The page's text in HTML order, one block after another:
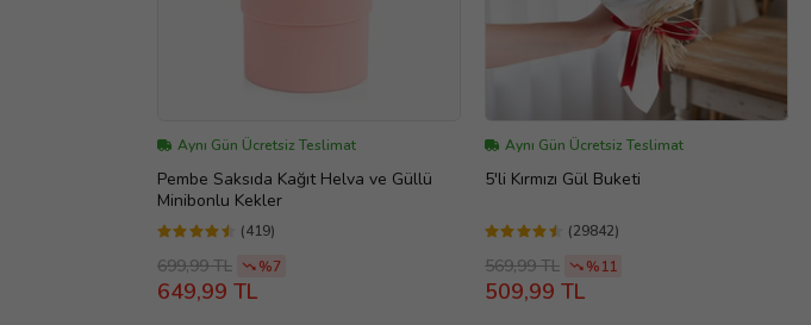
Aynı Gün Ücretsiz Teslimat
Pembe Saksıda Kağıt Helva ve Güllü
Minibonlu Kekler
(419)
699,99 TL %7
649,99 TL
Aynı Gün Ücretsiz Teslimat
5'li Kırmızı Gül Buketi
(29842)
569,99 TL %11
509,99 TL